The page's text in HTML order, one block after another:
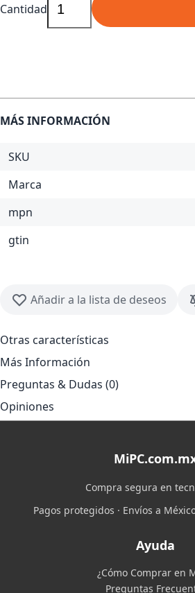
Cantidad
MÁS INFORMACIÓN
SKU
Marca
mpn
gtin
Añadir a la lista de deseos
Otras características
Más Información
Preguntas & Dudas (0)
Opiniones
Compra segura en
Pagos protegidos · Envíos a
Ayuda
¿Cómo Comprar en
Preguntas